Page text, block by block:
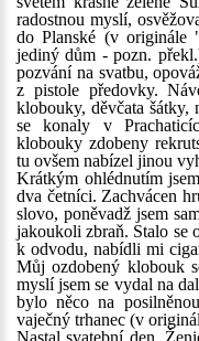
radostnou myslí,
do Planské (v originále
jediný dům - pozn.
pozvání na svatbu,
z pistole předovky.
klobouky, děvčata šátky,
se konaly v
klobouky zdobeny
tu ovšem nabízel jinou
Krátkým ohlédnutím
dva četníci. Zachvácen
slovo, poněvadž jsem
jakoukoli zbraň. Stalo se
k odvodu, nabídli mi
Můj ozdobený klobouk
myslí jsem se vydal na
bylo něco na
vaječný trhanec (v
Nastal svatební den.